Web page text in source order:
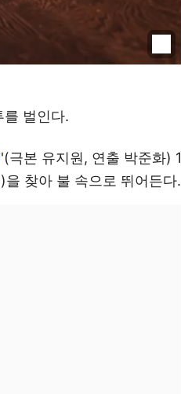
를 벌인다.
'(극본 유지원, 연출 박준화) 1
찾아 불 속으로 뛰어든다.